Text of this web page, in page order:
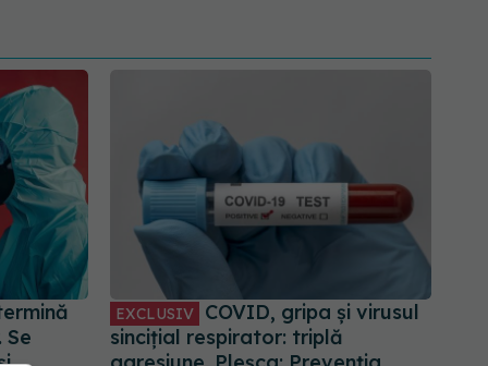
EXCLUSIV
COVID, gripa și virusul
sincițial respirator: triplă